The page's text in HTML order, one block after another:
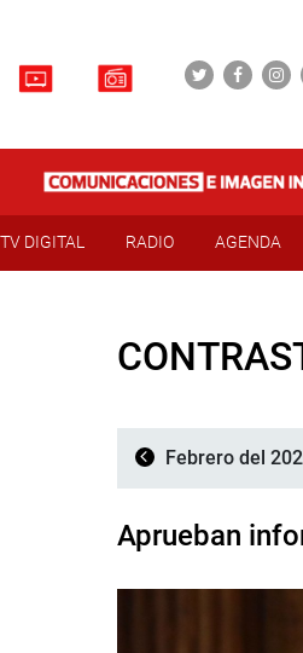
TV DIGITAL RADIO AGENDA
Febrero del
Aprueban